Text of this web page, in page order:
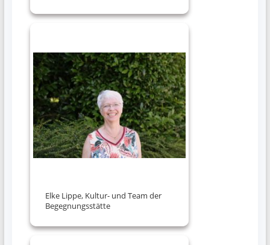
Elke Lippe, Kultur- und Team der
Begegnungsstätte